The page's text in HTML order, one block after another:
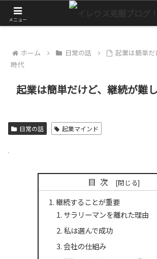
やっぱりアクティブに生きたい！
ホーム 日常の話
起業は簡単
時代
起業は簡単だけど、継続が難
日常の話 起業マインド
目次
継続することが重要
サラリーマンを離れた理由
私は選んで成功
会社の仕組み
メニュー